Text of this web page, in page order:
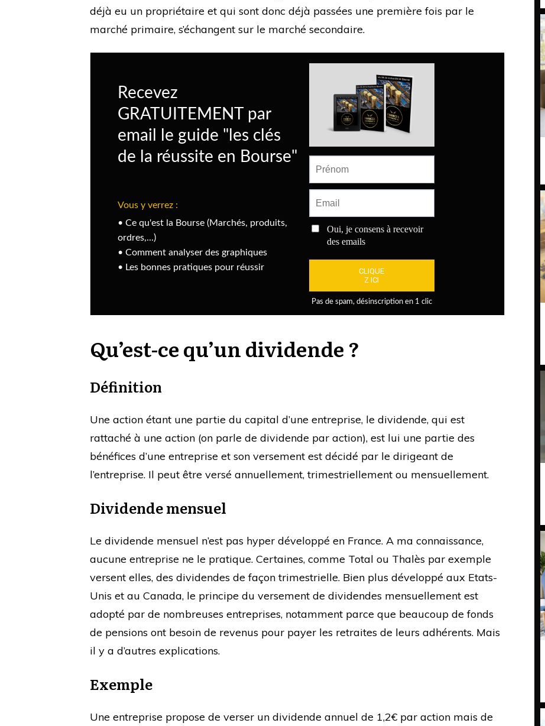
déjà eu un propriétaire et qui sont donc déjà passées une première fois par le
marché primaire, s’échangent sur le marché secondaire.
Qu’est-ce qu’un dividende ?
Définition
Une action étant une partie du capital d’une entreprise, le dividende, qui est
rattaché à une action (on parle de dividende par action), est lui une partie des
bénéfices d’une entreprise et son versement est décidé par le dirigeant de
l’entreprise. Il peut être versé annuellement, trimestriellement ou mensuellement.
Dividende mensuel
Le dividende mensuel n’est pas hyper développé en France. A ma connaissance,
aucune entreprise ne le pratique. Certaines, comme Total ou Thalès par exemple
versent elles, des dividendes de façon trimestrielle. Bien plus développé aux Etats-
Unis et au Canada, le principe du versement de dividendes mensuellement est
adopté par de nombreuses entreprises, notamment parce que beaucoup de fonds
de pensions ont besoin de revenus pour payer les retraites de leurs adhérents. Mais
il y a d’autres explications.
Exemple
Une entreprise propose de verser un dividende annuel de 1,2€ par action mais de